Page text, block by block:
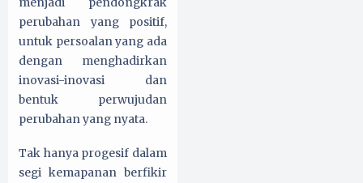
perubahan yang positif,
untuk persoalan yang ada
dengan menghadirkan
inovasi-inovasi dan
bentuk perwujudan
perubahan yang nyata.
Tak hanya progesif dalam
segi kemapanan berfikir